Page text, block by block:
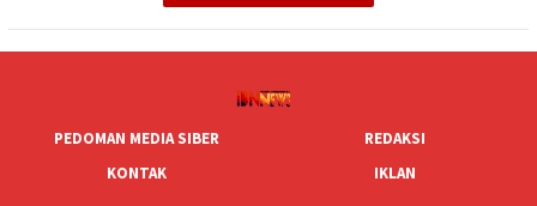
PEDOMAN MEDIA SIBER
REDAKSI
KONTAK
IKLAN